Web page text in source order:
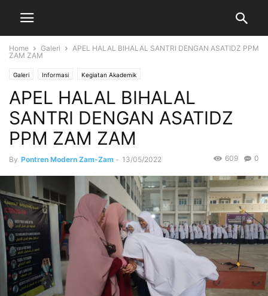
Home Galeri
APEL HALAL BIHALAL SANTRI DENGAN ASATIDZ PPM
ZAM ZAM
Galeri Informasi Kegiatan Akademik
APEL HALAL BIHALAL
SANTRI DENGAN ASATIDZ
PPM ZAM ZAM
By Pontren Modern Zam-Zam - 13/05/2022 0
609